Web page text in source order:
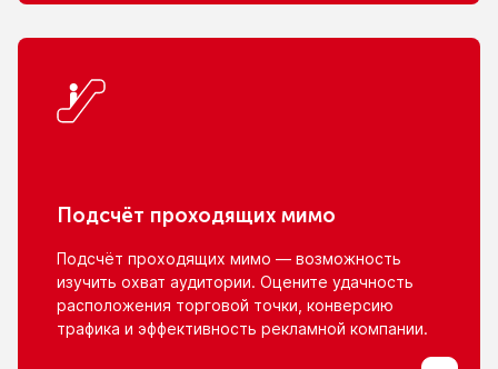
Подсчёт проходящих мимо
Подсчёт проходящих мимо — возможность
изучить охват аудитории. Оцените удачность
расположения торговой точки, конверсию
трафика и эффективность рекламной компании.